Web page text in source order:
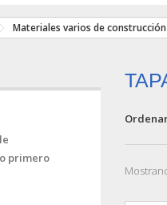
Materiales varios de construcción
primero